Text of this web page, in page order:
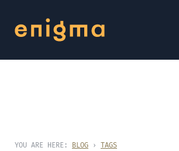
YOU ARE HERE: BLOG › TAGS